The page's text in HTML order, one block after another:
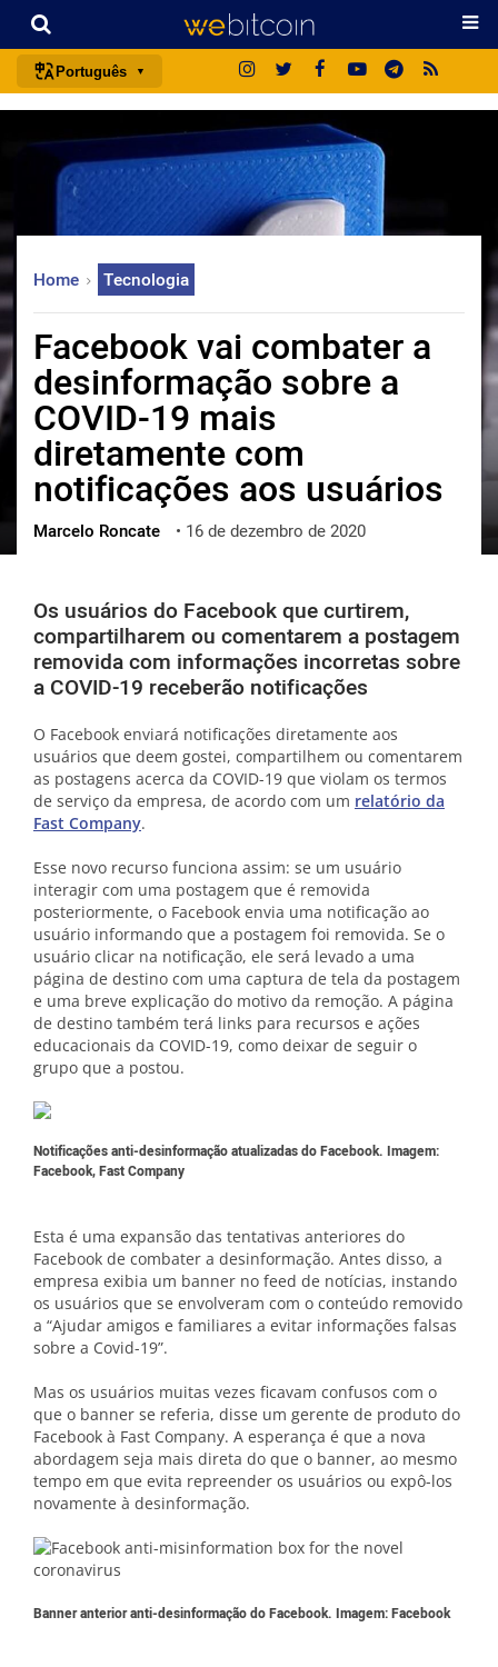
Português
español
deutsch
中文
русский
한국어
العربية
ไทย
ქართული
vietnamese
Home Tecnologia
Facebook vai combater a
desinformação sobre a
COVID-19 mais
diretamente com
notificações aos usuários
Marcelo Roncate • 16 de dezembro de 2020
Os usuários do Facebook que curtirem,
compartilharem ou comentarem a postagem
removida com informações incorretas sobre
a COVID-19 receberão notificações
O Facebook enviará notificações diretamente aos
usuários que deem gostei, compartilhem ou comentarem
as postagens acerca da COVID-19 que violam os termos
de serviço da empresa, de acordo com um relatório da
Fast Company.
Esse novo recurso funciona assim: se um usuário
interagir com uma postagem que é removida
posteriormente, o Facebook envia uma notificação ao
usuário informando que a postagem foi removida. Se o
usuário clicar na notificação, ele será levado a uma
página de destino com uma captura de tela da postagem
e uma breve explicação do motivo da remoção. A página
de destino também terá links para recursos e ações
educacionais da COVID-19, como deixar de seguir o
grupo que a postou.
Notificações anti-desinformação atualizadas do Facebook. Imagem:
Facebook, Fast Company
Esta é uma expansão das tentativas anteriores do
Facebook de combater a desinformação. Antes disso, a
empresa exibia um banner no feed de notícias, instando
os usuários que se envolveram com o conteúdo removido
a “Ajudar amigos e familiares a evitar informações falsas
sobre a Covid-19”.
Mas os usuários muitas vezes ficavam confusos com o
que o banner se referia, disse um gerente de produto do
Facebook à Fast Company. A esperança é que a nova
abordagem seja mais direta do que o banner, ao mesmo
tempo em que evita repreender os usuários ou expô-los
novamente à desinformação.
Banner anterior anti-desinformação do Facebook. Imagem: Facebook